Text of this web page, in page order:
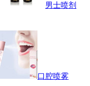
男士喷剂
口腔喷雾